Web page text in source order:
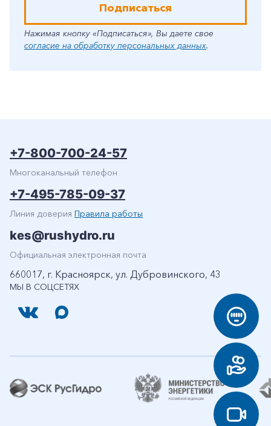
Подписаться
Нажимая кнопку «Подписаться», Вы даете свое
согласие на обработку персональных данных.
МЫ В СОЦСЕТЯХ
+7-800-700-24-57
Многоканальный телефон
+7-495-785-09-37
Линия доверия Правила работы
kes@rushydro.ru
Официальная электронная почта
660017, г. Красноярск, ул. Дубровинского, 43